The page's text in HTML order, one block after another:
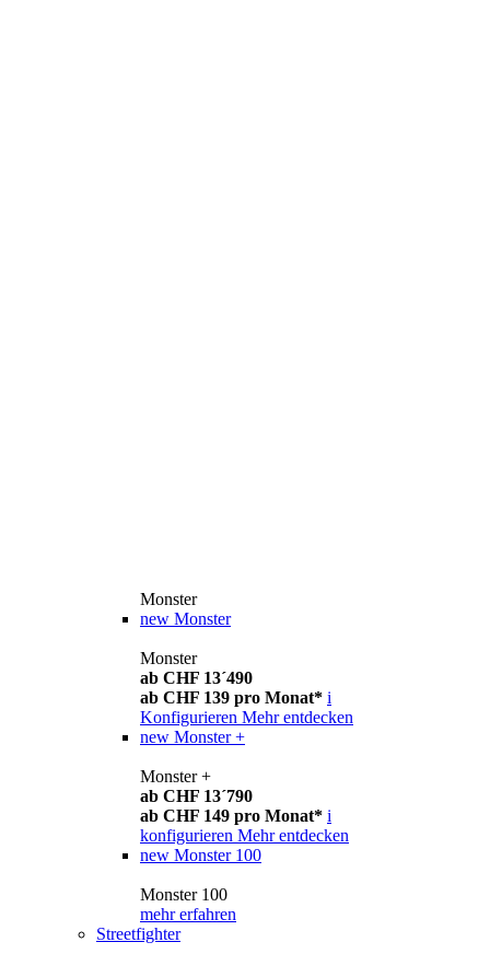
Monster
new Monster
Monster
ab CHF 13´490
ab CHF 139 pro Monat* i
Konfigurieren Mehr entdecken
new Monster +
Monster +
ab CHF 13´790
ab CHF 149 pro Monat* i
konfigurieren Mehr entdecken
new Monster 100
Monster 100
mehr erfahren
Streetfighter